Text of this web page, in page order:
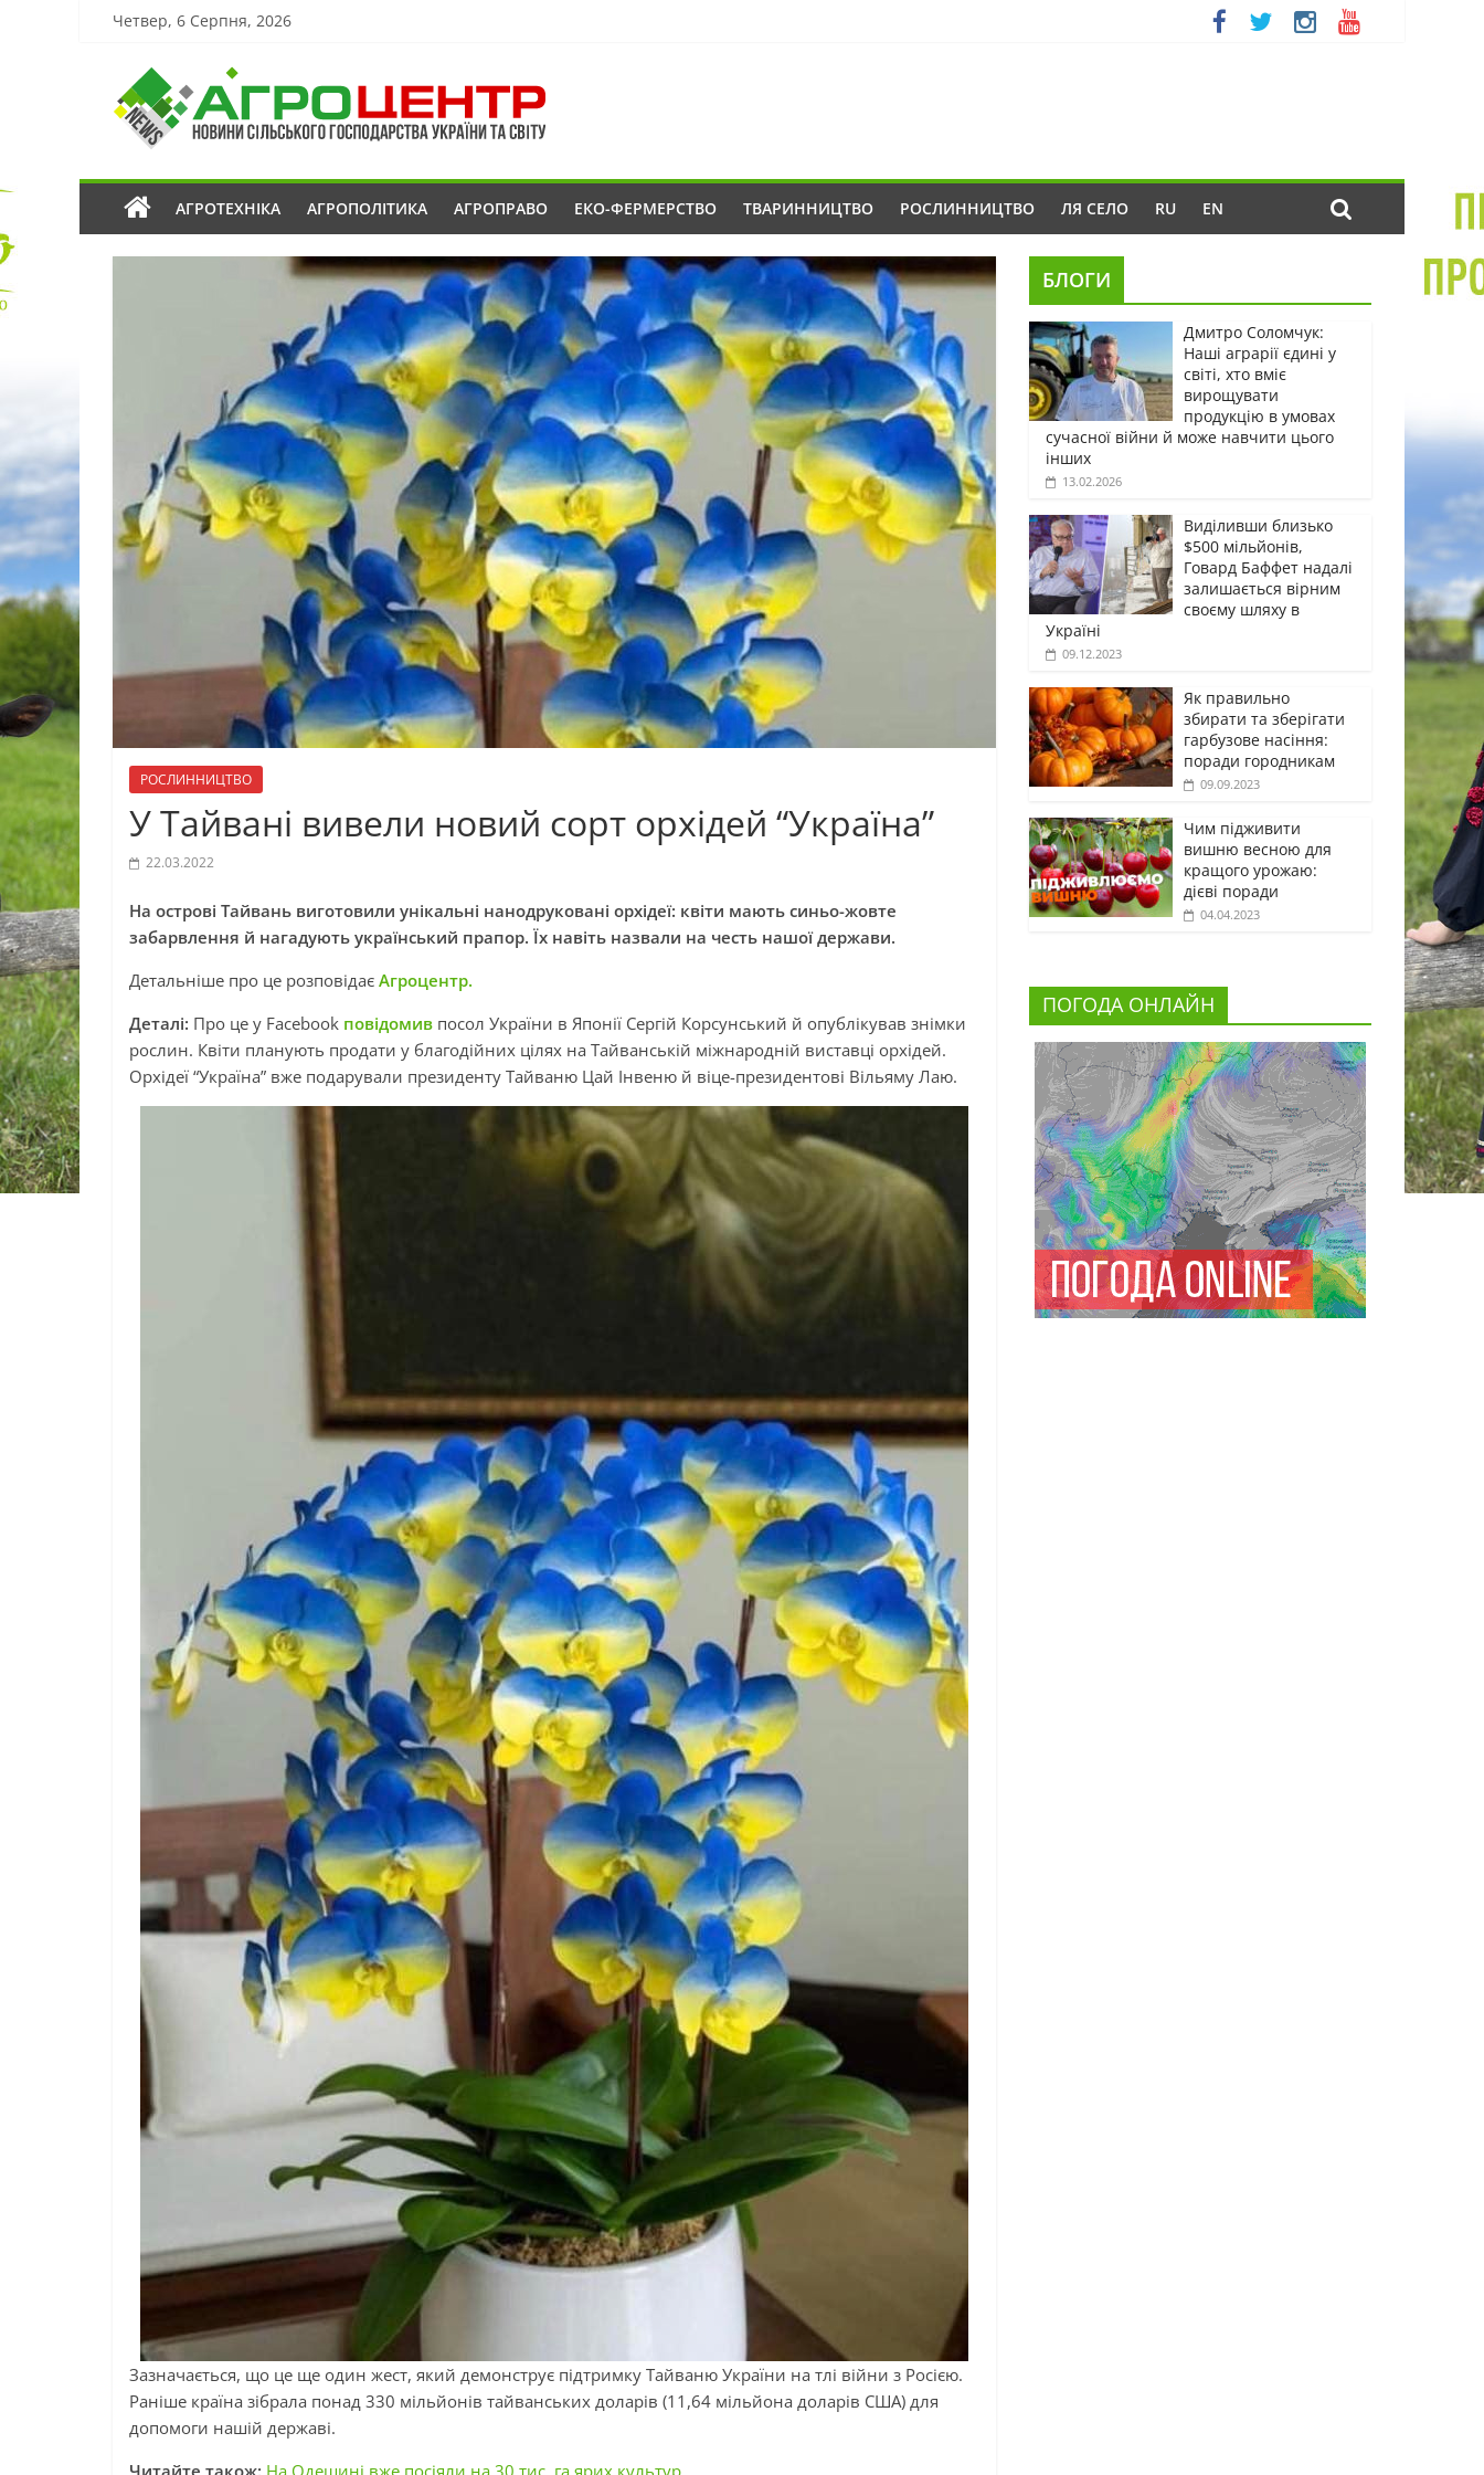
Четвер, 6 Серпня, 2026
АГРОТЕХНІКА АГРОПОЛІТИКА АГРОПРАВО ЕКО-ФЕРМЕРСТВО ТВАРИННИЦТВО РОСЛИННИЦТВО ЛЯ СЕЛО RU EN
РОСЛИННИЦТВО
У Тайвані вивели новий сорт орхідей “Україна”
22.03.2022
На острові Тайвань виготовили унікальні нанодруковані орхідеї: квіти мають синьо-жовте
забарвлення й нагадують український прапор. Їх навіть назвали на честь нашої держави.
Детальніше про це розповідає Агроцентр.
Деталі: Про це у Facebook повідомив посол України в Японії Сергій Корсунський й опублікував знімки
рослин. Квіти планують продати у благодійних цілях на Тайванській міжнародній виставці орхідей.
Орхідеї “Україна” вже подарували президенту Тайваню Цай Інвеню й віце-президентові Вільяму Лаю.
Зазначається, що це ще один жест, який демонструє підтримку Тайваню України на тлі війни з Росією.
Раніше країна зібрала понад 330 мільйонів тайванських доларів (11,64 мільйона доларів США) для
допомоги нашій державі.
Читайте також: На Одещині вже посіяли на 30 тис. га ярих культур
БЛОГИ
Дмитро Соломчук:
Наші аграрії єдині у
світі, хто вміє
вирощувати
продукцію в умовах
сучасної війни й може навчити цього
інших
13.02.2026
Виділивши близько
$500 мільйонів,
Говард Баффет надалі
залишається вірним
своєму шляху в
Україні
09.12.2023
Як правильно
збирати та зберігати
гарбузове насіння:
поради городникам
09.09.2023
Чим підживити
вишню весною для
кращого урожаю:
дієві поради
04.04.2023
ПОГОДА ОНЛАЙН